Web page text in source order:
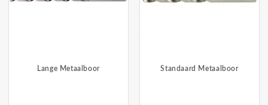
Lange Metaalboor Standaard Metaalboor